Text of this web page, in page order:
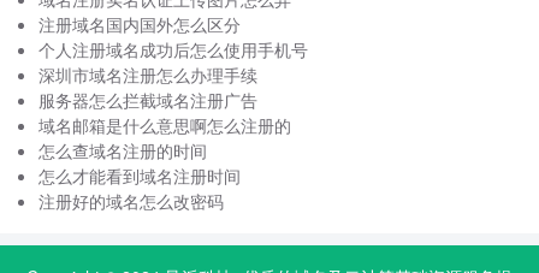
注册域名国内国外怎么区分
个人注册域名成功后怎么使用手机号
深圳市域名注册怎么办理手续
服务器怎么拦截域名注册广告
域名邮箱是什么意思啊怎么注册的
怎么查域名注册的时间
怎么才能看到域名注册时间
注册好的域名怎么改密码